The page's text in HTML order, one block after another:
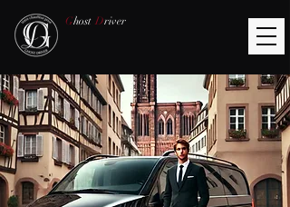
Ghost Driver